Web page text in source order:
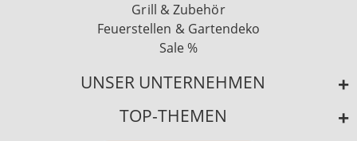
Grill & Zubehör
Feuerstellen & Gartendeko
Sale %
UNSER UNTERNEHMEN
TOP-THEMEN